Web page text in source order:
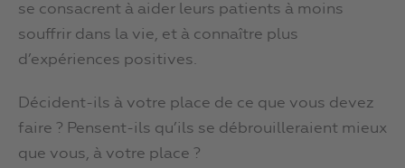
se consacrent à aider leurs patients à moins
souffrir dans la vie, et à connaître plus
d’expériences positives.
Décident-ils à votre place de ce que vous devez
faire ? Pensent-ils qu’ils se débrouilleraient mieux
que vous, à votre place ?